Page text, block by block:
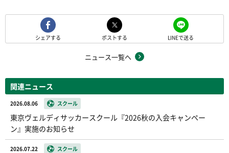
シェアする ポストする LINEで送る
ニュース一覧へ
関連ニュース
2026.08.06 スクール
東京ヴェルディサッカースクール『2026秋の入会キャンペー
ン』実施のお知らせ
2026.07.22 スクール